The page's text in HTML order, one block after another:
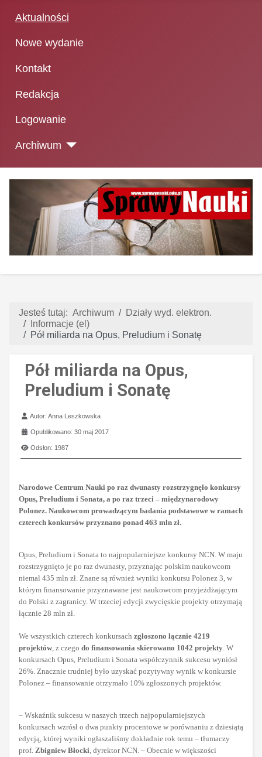
Aktualności
Nowe wydanie
Kontakt
Redakcja
Logowanie
Archiwum
Jesteś tutaj: Archiwum
Działy wyd. elektron.
Informacje (el)
Pół miliarda na Opus, Preludium i Sonatę
Pół miliarda na Opus,
Preludium i Sonatę
Szczegóły
Autor:Anna Leszkowska
Opublikowano: 30 maj 2017
Odsłon: 1987
Narodowe Centrum Nauki po raz dwunasty rozstrzygnęło konkursy
Opus, Preludium i Sonata, a po raz trzeci – międzynarodowy
Polonez. Naukowcom prowadzącym badania podstawowe w ramach
czterech konkursów przyznano ponad 463 mln zł.
Opus, Preludium i Sonata to najpopularniejsze konkursy NCN. W maju
rozstrzygnięto je po raz dwunasty, przyznając polskim naukowcom
niemal 435 mln zł. Znane są również wyniki konkursu Polonez 3, w
którym finansowanie przyznawane jest naukowcom przyjeżdżającym
do Polski z zagranicy. W trzeciej edycji zwycięskie projekty otrzymają
łącznie 28 mln zł.
We wszystkich czterech konkursach zgłoszono łącznie 4219
projektów, z czego do finansowania skierowano 1042 projekty. W
konkursach Opus, Preludium i Sonata współczynnik sukcesu wyniósł
26%. Znacznie trudniej było uzyskać pozytywny wynik w konkursie
Polonez – finansowanie otrzymało 10% zgłoszonych projektów.
– Wskaźnik sukcesu w naszych trzech najpopularniejszych
konkursach wzrósł o dwa punkty procentowe w porównaniu z dziesiątą
edycją, której wyniki ogłaszaliśmy dokładnie rok temu – tłumaczy
prof. Zbigniew Błocki, dyrektor NCN. – Obecnie w większości